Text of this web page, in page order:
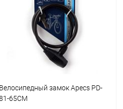
Купить в 1 клик Сравнение
В избранное В наличии
Велосипедный замок Apecs PD-
65СМ